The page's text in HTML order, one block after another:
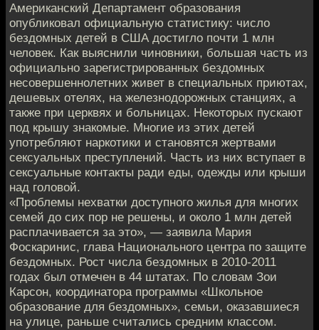
Американский Департамент образования
опубликовал официальную статистику: число
бездомных детей в США достигло почти 1 млн
человек. Как выяснили чиновники, большая часть из
официально зарегистрированных бездомных
несовершеннолетних живет в специальных приютах,
дешевых отелях, на железнодорожных станциях, а
также при церквях и больницах. Некоторых пускают
под крышу знакомые. Многие из этих детей
употребляют наркотики и становятся жертвами
сексуальных преступлений. Часть из них вступает в
сексуальные контакты ради еды, одежды или крыши
над головой.
«Проблемы нехватки доступного жилья для многих
семей до сих пор не решены, и около 1 млн детей
расплачивается за это», — заявила Мария
Фоскаринис, глава Национального центра по защите
бездомных. Рост числа бездомных в 2010-2011
годах был отмечен в 44 штатах. По словам Зои
Карсон, координатора программы «Школьное
образование для бездомных», семьи, оказавшиеся
на улице, раньше считались средним классом.